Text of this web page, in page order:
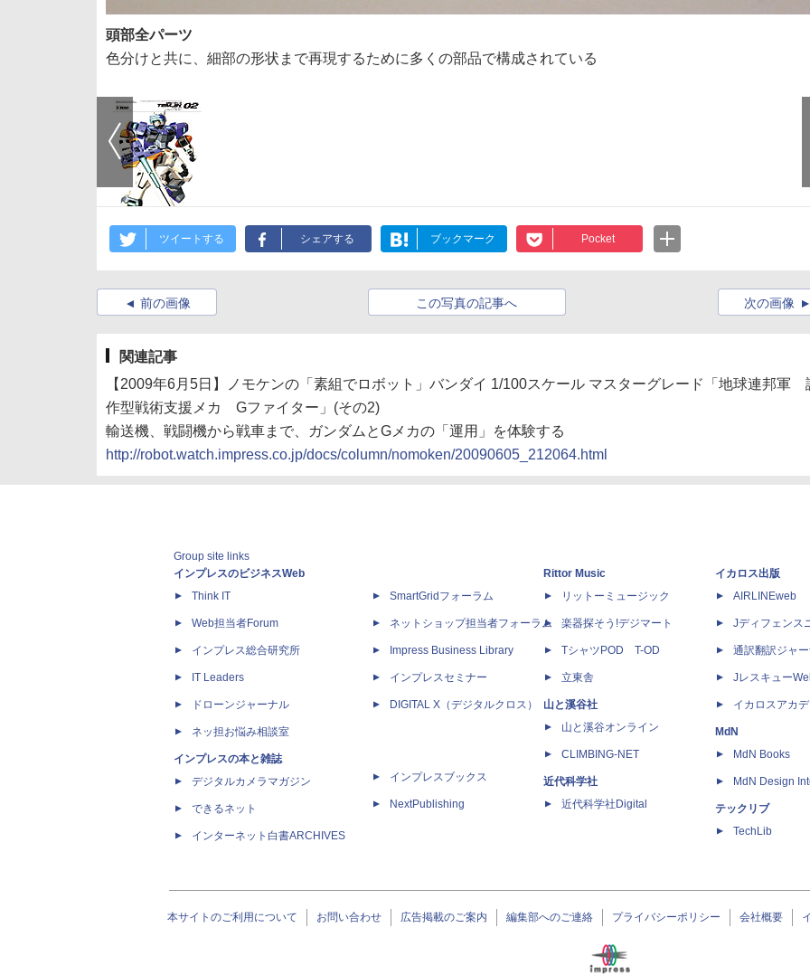
頭部全パーツ
色分けと共に、細部の形状まで再現するために多くの部品で構成されている
ツイートする シェアする ブックマーク Pocket
前の画像 この写真の記事へ 次の画像
関連記事
【2009年6月5日】ノモケンの「素組でロボット」バンダイ 1/100スケール マスターグレード「地球連邦軍
作型戦術支援メカ Gファイター」(その2)
輸送機、戦闘機から戦車まで、ガンダムとGメカの「運用」を体験する
http://robot.watch.impress.co.jp/docs/column/nomoken/20090605_212064.html
Group site links
インプレスのビジネスWeb
Think IT
Web担当者Forum
インプレス総合研究所
IT Leaders
ドローンジャーナル
ネッ担お悩み相談室
インプレスの本と雑誌
デジタルカメラマガジン
できるネット
インターネット白書ARCHIVES
SmartGridフォーラム
ネットショップ担当者フォーラム
Impress Business Library
インプレスセミナー
DIGITAL X（デジタルクロス）
インプレスブックス
NextPublishing
Rittor Music
リットーミュージック
楽器探そう!デジマート
TシャツPOD T-OD
立東舎
山と溪谷社
山と溪谷オンライン
CLIMBING-NET
近代科学社
近代科学社Digital
イカロス出版
AIRLINEweb
Jディフェンス
通訳翻訳ジャ
Jレスキュー
イカロスアカ
MdN
MdN Books
MdN Design
テックリブ
TechLib
本サイトのご利用について お問い合わせ 広告掲載のご案内 編集部へのご連絡 プライバシーポリシー 会社概要